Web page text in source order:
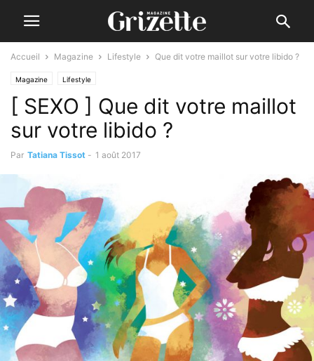
Accueil Magazine Lifestyle Que dit votre maillot sur votre libido ?
Magazine Lifestyle
[ SEXO ] Que dit votre maillot
sur votre libido ?
Par Tatiana Tissot - 1 août 2017